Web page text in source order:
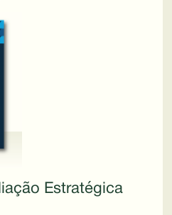
Estratégica